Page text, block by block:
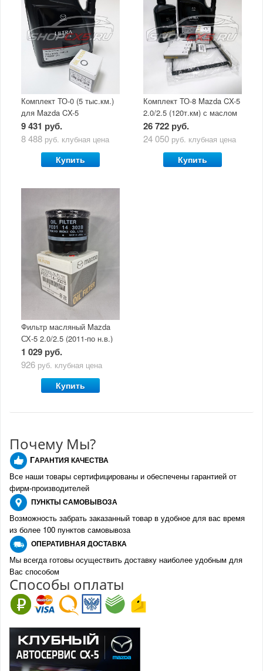
Комплект ТО-0 (5 тыс.км.)
для Mazda CX-5
(двигатель 2.0/2.5) с
маслом Mazda Original Oil
9 431 руб.
8 488 руб. клубная цена
Купить
Комплект ТО-8 Mazda CX-5
2.0/2.5 (120т.км) с маслом
Mazda Original Oil Ultra
5W30
26 722 руб.
24 050 руб. клубная цена
Купить
Фильтр масляный Mazda
СХ-5 2.0/2.5 (2011-по н.в.)
1 029 руб.
926 руб. клубная цена
Купить
Почему Мы?
ГАРАНТИЯ КАЧЕСТВА
Все наши товары сертифицированы и обеспечены гарантией от
фирм-производителей
ПУНКТЫ САМОВЫВОЗА
Возможность забрать заказанный товар в удобное для вас время
из более 100 пунктов самовывоза
ОПЕРАТИВНАЯ ДОСТАВКА
Мы всегда готовы осуществить доставку наиболее удобным для
Вас способом
Способы оплаты